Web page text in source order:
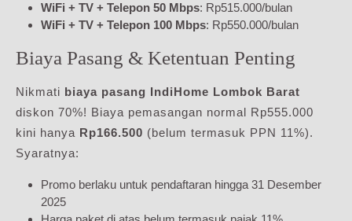
WiFi + TV + Telepon 50 Mbps: Rp515.000/bulan
WiFi + TV + Telepon 100 Mbps: Rp550.000/bulan
Biaya Pasang & Ketentuan Penting
Nikmati biaya pasang IndiHome Lombok Barat
diskon 70%! Biaya pemasangan normal Rp555.000
kini hanya Rp166.500 (belum termasuk PPN 11%).
Syaratnya:
Promo berlaku untuk pendaftaran hingga 31 Desember
2025